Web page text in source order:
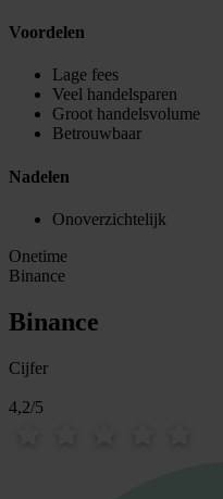
Voordelen
Lage fees
Veel handelsparen
Groot handelsvolume
Betrouwbaar
Nadelen
Onoverzichtelijk
Onetime
Binance
Binance
Cijfer
4,2/5